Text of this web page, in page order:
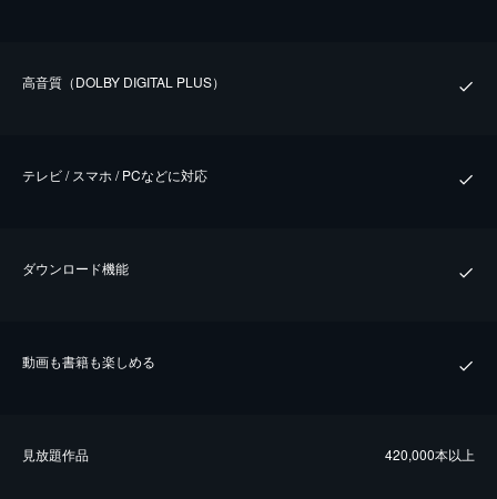
⾼⾳質（DOLBY DIGITAL PLUS）
テレビ / スマホ / PCなどに対応
ダウンロード機能
動画も書籍も楽しめる
⾒放題作品 420,000本以上